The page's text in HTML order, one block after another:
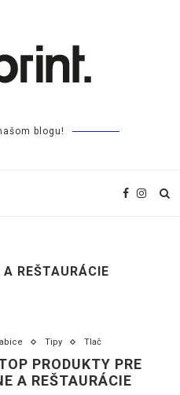
blogu!
A REŠTAURÁCIE
Tipy Tlač
PRODUKTY PRE
A REŠTAURÁCIE